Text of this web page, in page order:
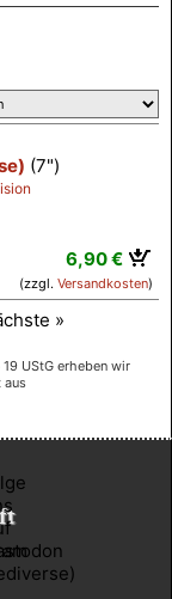
(7")
6,90 €
(zzgl. Versandkosten)
»
19 UStG erheben wir
aus